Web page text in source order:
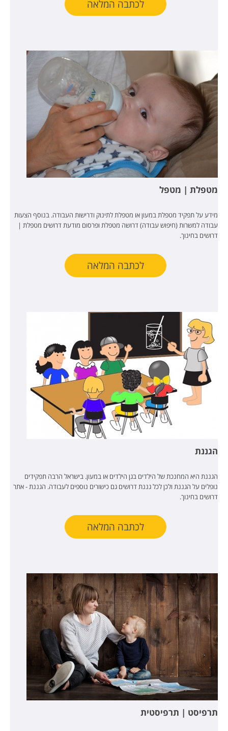
לכתבה המלאה
מטפלת | מטפל
מידע על תפקיד מטפלת במעון או מטפלת לתינוק ודרישות העבודה. בנוסף הצעות
עבודה למשרות (חיפוש עבודה) דרושה מטפלת ופרסום מודעת דרושים מטפלת |
דרושים בחינוך.
לכתבה המלאה
הגננת
הגננת היא המחנכת של הילדים בגן הילדים או במעון. בישראל הרבה תפקידים
נופלים על הגננת ולכן לכל גננת דרושים גם כישורים נוספים לעבודה. הגננת - אתר
דרושים בחינוך.
לכתבה המלאה
תרפיסט | תרפיסטית